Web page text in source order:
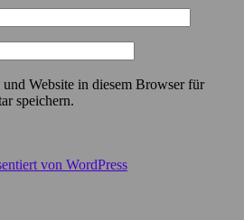
Website in diesem Browser für
speichern.
von WordPress